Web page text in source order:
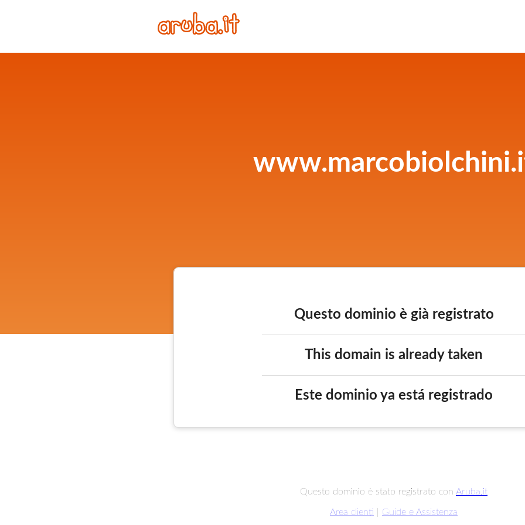
Questo dominio è già registrato
This domain is already taken
Este dominio ya está registrado
Questo dominio è stato registrato con Aruba.it
Area clienti Guide e Assistenza